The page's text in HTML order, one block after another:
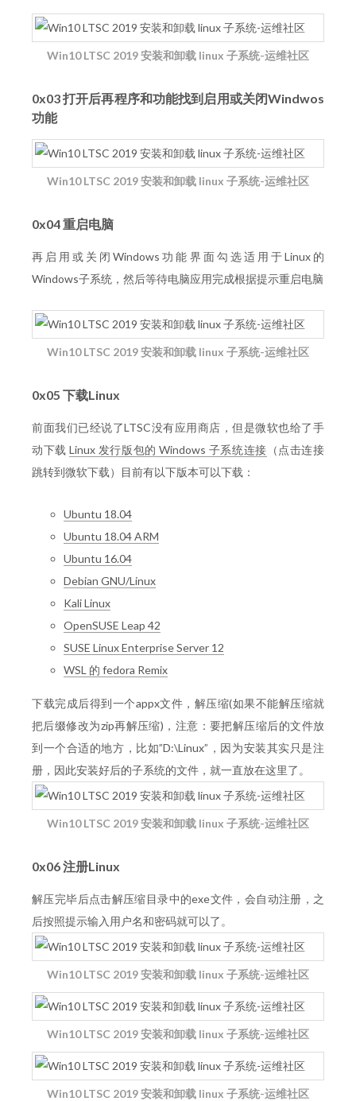
Win10 LTSC 2019 安装和卸载 linux 子系统-运维社区
0x03 打开后再程序和功能找到启用或关闭Windwos
功能
Win10 LTSC 2019 安装和卸载 linux 子系统-运维社区
0x04 重启电脑
再启用或关闭Windows功能界面勾选适用于Linux的
Windows子系统，然后等待电脑应用完成根据提示重启电脑
Win10 LTSC 2019 安装和卸载 linux 子系统-运维社区
0x05 下载Linux
前面我们已经说了LTSC没有应用商店，但是微软也给了手
动下载Linux 发行版包的 Windows 子系统连接 （点击连接
跳转到微软下载）目前有以下版本可以下载：
Ubuntu 18.04
Ubuntu 18.04 ARM
Ubuntu 16.04
Debian GNU/Linux
Kali Linux
OpenSUSE Leap 42
SUSE Linux Enterprise Server 12
WSL 的 fedora Remix
下载完成后得到一个appx文件，解压缩(如果不能解压缩就
把后缀修改为zip再解压缩)，注意：要把解压缩后的文件放
到一个合适的地方，比如”D:\Linux”，因为安装其实只是注
册，因此安装好后的子系统的文件，就一直放在这里了。
Win10 LTSC 2019 安装和卸载 linux 子系统-运维社区
0x06 注册Linux
解压完毕后点击解压缩目录中的exe文件，会自动注册，之
后按照提示输入用户名和密码就可以了。
Win10 LTSC 2019 安装和卸载 linux 子系统-运维社区
Win10 LTSC 2019 安装和卸载 linux 子系统-运维社区
Win10 LTSC 2019 安装和卸载 linux 子系统-运维社区